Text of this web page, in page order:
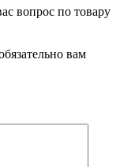
вопрос по товару
вам